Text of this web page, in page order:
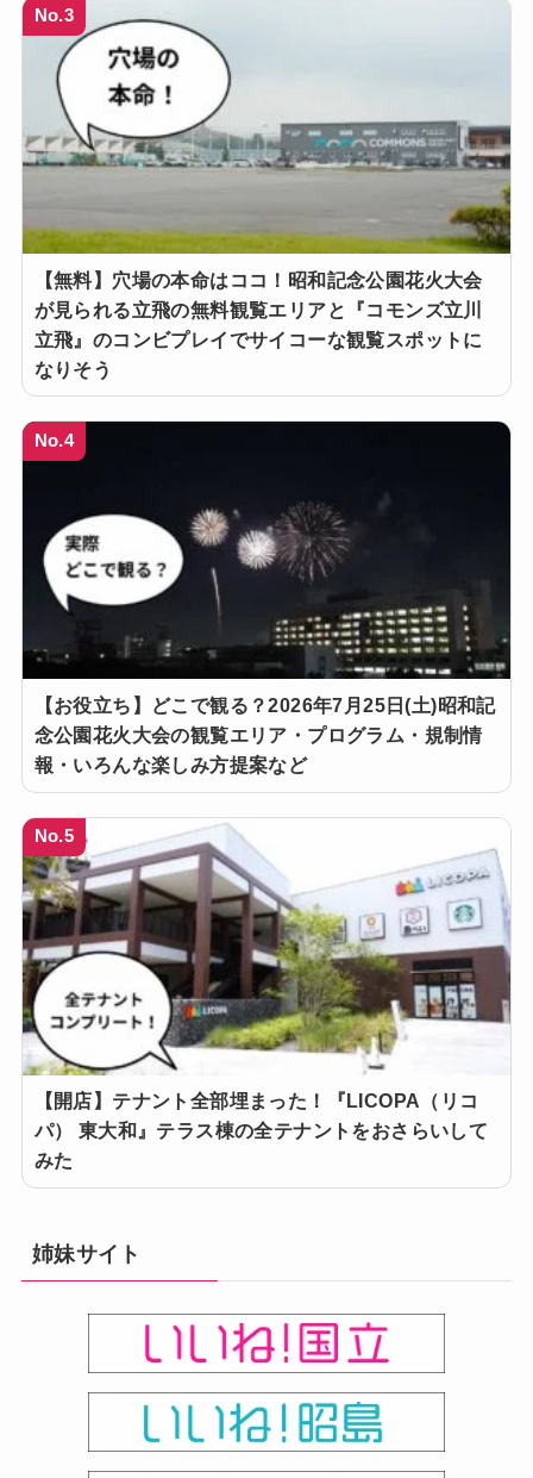
No.3
【無料】穴場の本命はココ！昭和記念公園花火大会
が見られる立飛の無料観覧エリアと『コモンズ立川
立飛』のコンビプレイでサイコーな観覧スポットに
なりそう
No.4
【お役立ち】どこで観る？2026年7月25日(土)昭和記
念公園花火大会の観覧エリア・プログラム・規制情
報・いろんな楽しみ方提案など
No.5
【開店】テナント全部埋まった！『LICOPA（リコ
パ） 東大和』テラス棟の全テナントをおさらいして
みた
姉妹サイト